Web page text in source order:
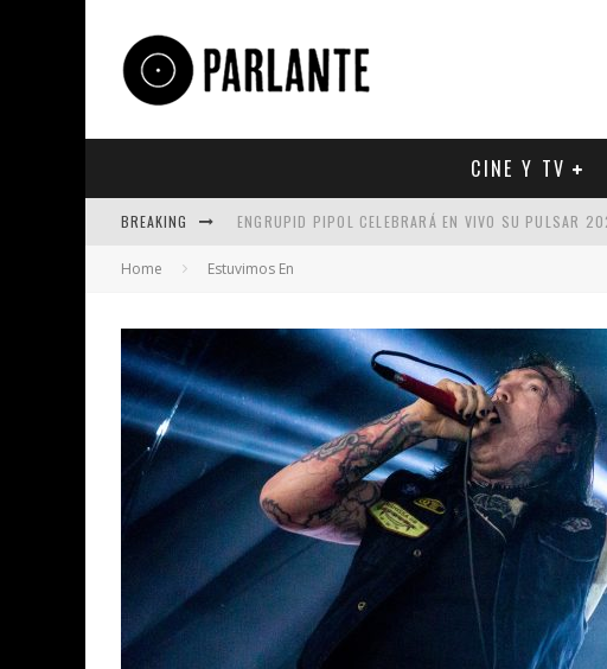
CINE Y TV
BREAKING ENGRUPID PIPOL CELEBRARÁ EN VIVO SU PULSAR
UN REPASO A TRES ÉXITOS DE TAN BIÓNICA Y EL
KING SATAN LLEVA A BRITNEY SPEARS AL METAL
Home Estuvimos En